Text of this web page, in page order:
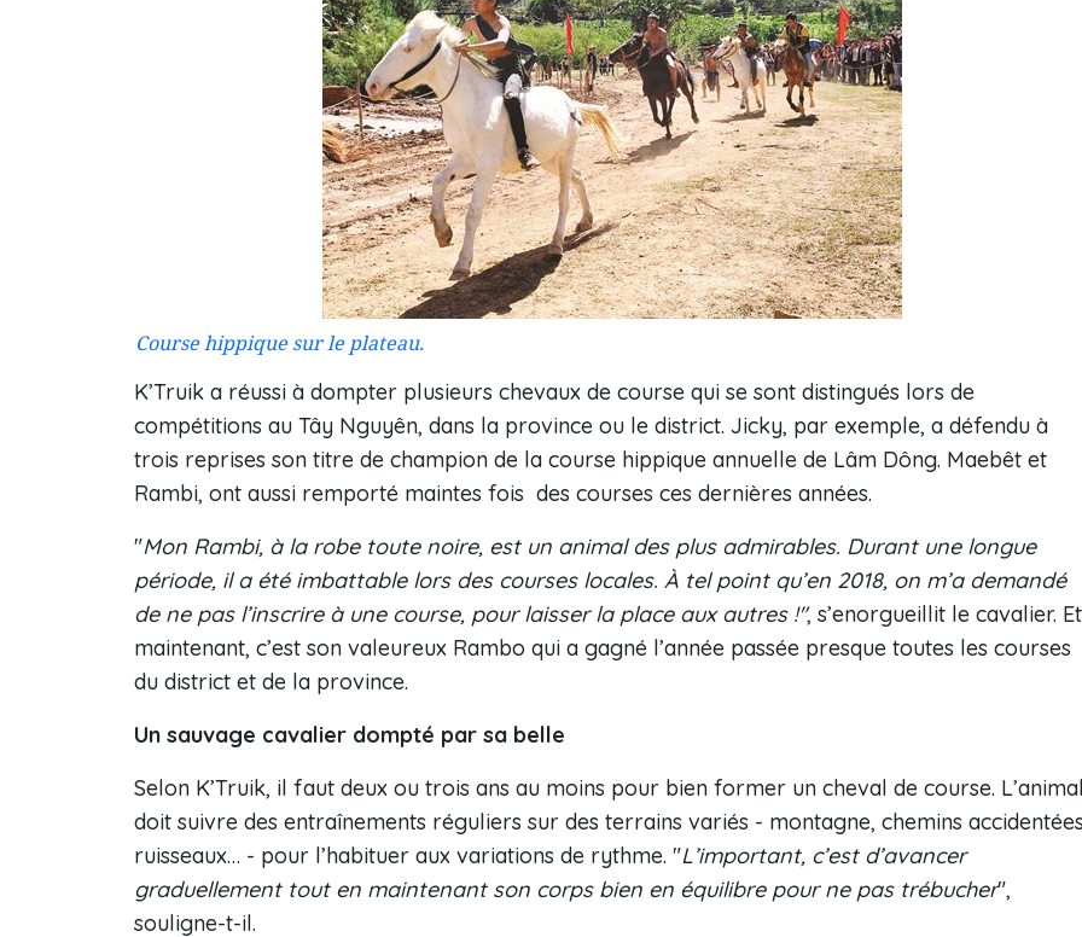
Course hippique sur le plateau.
K’Truik a réussi à dompter plusieurs chevaux de course qui se sont distingués lors de
compétitions au Tây Nguyên, dans la province ou le district. Jicky, par exemple, a défendu à
trois reprises son titre de champion de la course hippique annuelle de Lâm Dông. Maebêt et
Rambi, ont aussi remporté maintes fois des courses ces dernières années.
"Mon Rambi, à la robe toute noire, est un animal des plus admirables. Durant une longue
période, il a été imbattable lors des courses locales. À tel point qu’en 2018, on m’a demandé
de ne pas l’inscrire à une course, pour laisser la place aux autres !", s’enorgueillit le cavalier. Et
maintenant, c’est son valeureux Rambo qui a gagné l’année passée presque toutes les courses
du district et de la province.
Un sauvage cavalier dompté par sa belle
Selon K’Truik, il faut deux ou trois ans au moins pour bien former un cheval de course.
doit suivre des entraînements réguliers sur des terrains variés - montagne, chemins
ruisseaux… - pour l’habituer aux variations de rythme. "L’important, c’est d’avancer
graduellement tout en maintenant son corps bien en équilibre pour ne pas trébucher",
souligne-t-il.